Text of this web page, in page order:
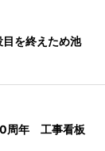
を終えため池
周年 工事看板